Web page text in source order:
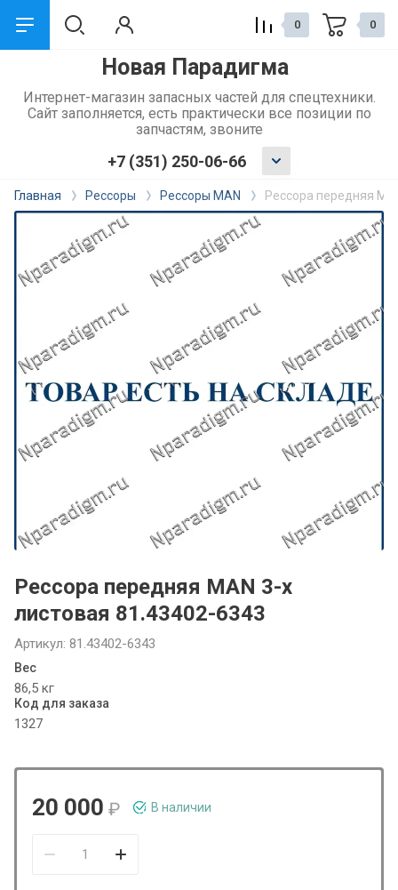
назад
Сервис и поддержка
Обмен и возврат
Доставка
Способы оплаты
Новая Парадигма
Интернет-магазин запасных частей для спецтехники.
Сайт заполняется, есть практически все позиции по
запчастям, звоните
+7 (351) 250-06-66
0 0
Главная Рессоры Рессоры MAN Рессора передняя
Рессора передняя MAN 3-х
листовая 81.43402-6343
Артикул: 81.43402-6343
Вес
86,5 кг
Код для заказа
1327
20 000 ₽ В наличии